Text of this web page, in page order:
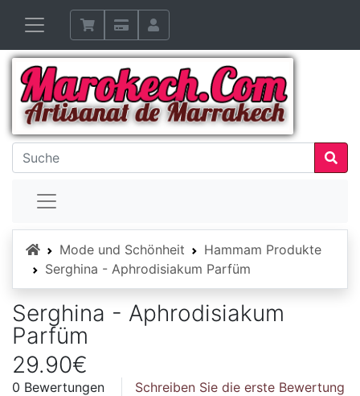
Startseite
Mode und Schönheit
Hammam Produkte
Serghina - Aphrodisiakum Parfüm
Serghina - Aphrodisiakum
Parfüm
29.90€
0 Bewertungen Schreiben Sie die erste Bewertung